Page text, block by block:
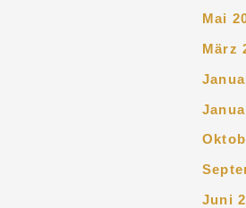
Mai
März
Juni